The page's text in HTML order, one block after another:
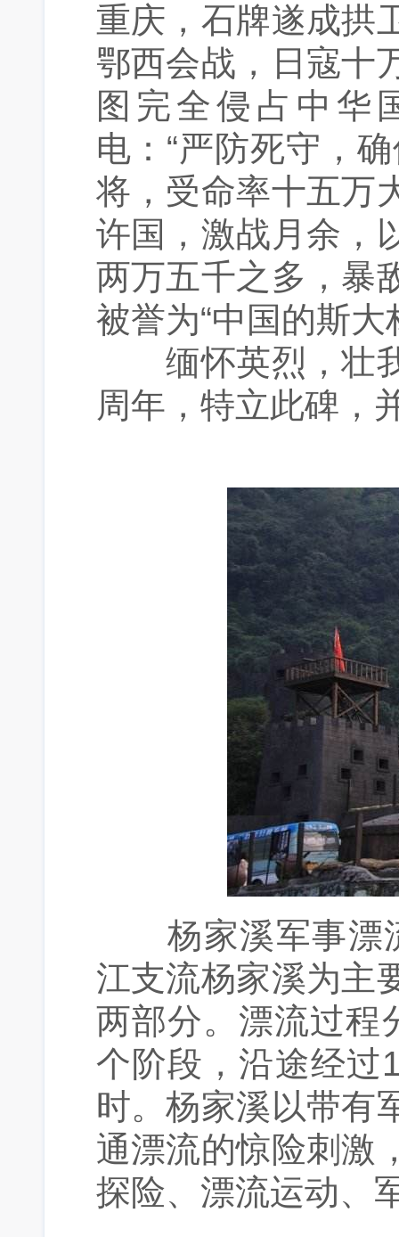
重庆，石牌遂成拱
鄂西会战，日寇十
图完全侵占中华
电：“严防死守，
将，受命率十五万
许国，激战月余，
两万五千之多，暴
被誉为“中国的斯大
缅怀英烈，壮我
周年，特立此碑，
杨家溪军事漂流
江支流杨家溪为主
两部分。漂流过程
个阶段，沿途经过
时。杨家溪以带有
通漂流的惊险刺激
探险、漂流运动、